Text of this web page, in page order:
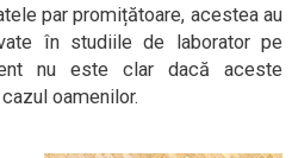
par promițătoare, acestea au
în studiile de laborator pe
nu este clar dacă aceste
oamenilor.